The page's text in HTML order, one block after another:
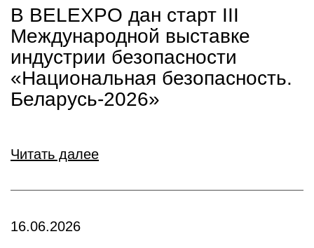
В BELEXPO дан старт III
Международной выставке
индустрии безопасности
«Национальная безопасность.
Беларусь-2026»
Читать далее
16.06.2026